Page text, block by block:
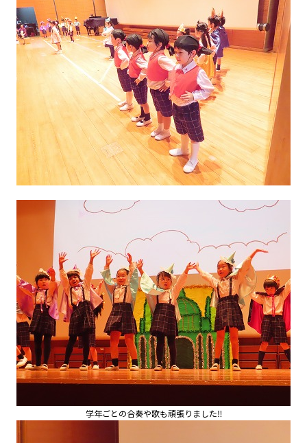
学年ごとの合奏や歌も頑張りました‼